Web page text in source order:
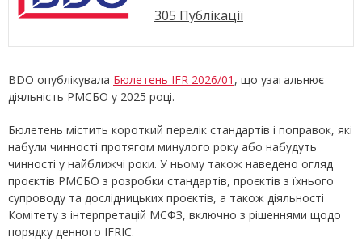
305 Публікації
BDO опублікувала Бюлетень IFR 2026/01 , що узагальнює
діяльність РМСБО у 2025 році.
Бюлетень містить короткий перелік стандартів і поправок, які
набули чинності протягом минулого року або набудуть
чинності у найближчі роки. У ньому також наведено огляд
проєктів РМСБО з розробки стандартів, проєктів з їхнього
супроводу та дослідницьких проєктів, а також діяльності
Комітету з інтерпретацій МСФЗ, включно з рішеннями щодо
порядку денного IFRIC.